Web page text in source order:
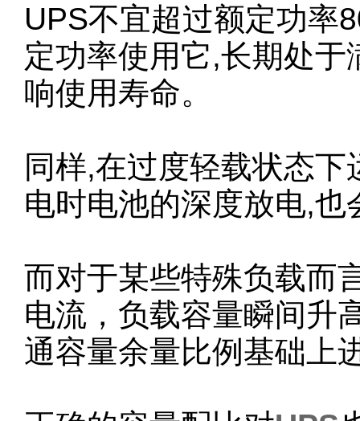
UPS不宜超过额定功率
定功率使用它,长期处
响使用寿命。
同样,在过度轻载状态
电时电池的深度放电,
而对于某些特殊负载而
电流，负载容量瞬间升
通容量余量比例基础上